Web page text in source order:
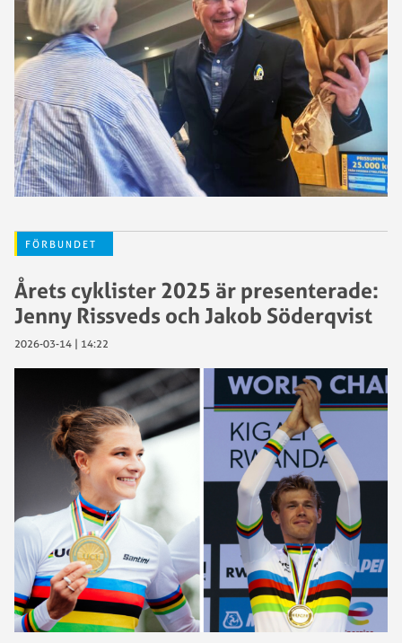
FÖRBUNDET
Årets cyklister 2025 är presenterade:
Jenny Rissveds och Jakob Söderqvist
2026-03-14 | 14:22